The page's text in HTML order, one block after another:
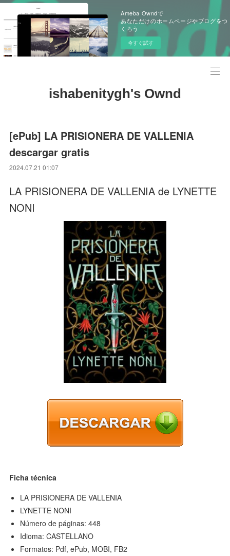
Ameba Owndで
あなただけのホームページやブログをつ
くろう
今すぐ試す
ishabenitygh's Ownd
[ePub] LA PRISIONERA DE VALLENIA
descargar gratis
2024.07.21 01:07
LA PRISIONERA DE VALLENIA de LYNETTE
NONI
Ficha técnica
LA PRISIONERA DE VALLENIA
LYNETTE NONI
Número de páginas: 448
Idioma: CASTELLANO
Formatos: Pdf, ePub, MOBI, FB2